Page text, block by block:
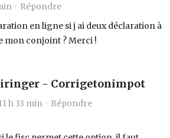
· Répondre
en ligne si j ai deux déclaration à
mon conjoint ? Merci !
- Corrigetonimpot
h 33 min · Répondre